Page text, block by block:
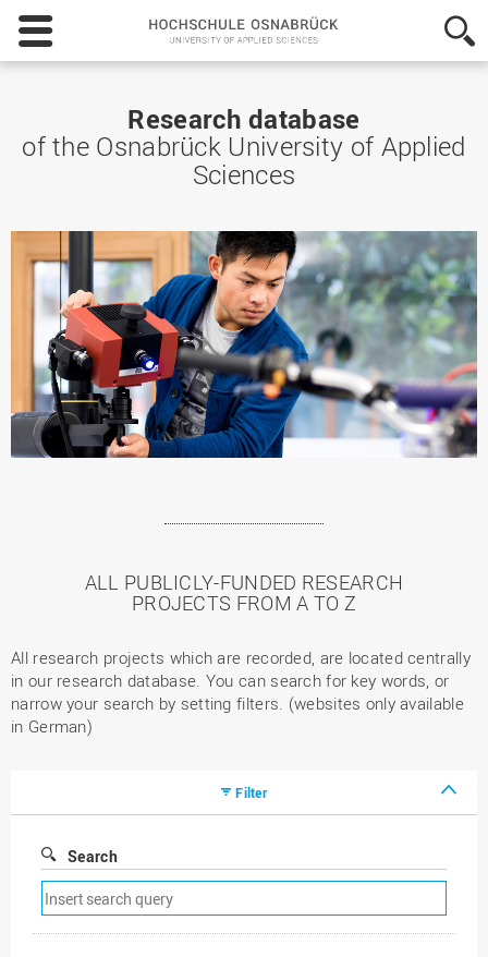
Hochschule
Osnabrück
-
Sciences
Research database
of the Osnabrück University of Applied
Sciences
ALL PUBLICLY-FUNDED RESEARCH
PROJECTS FROM A TO Z
All research projects which are recorded, are located centrally
in our research database. You can search for key words, or
narrow your search by setting filters. (websites only available
in German)
Filter
Search
Remove
search
filter